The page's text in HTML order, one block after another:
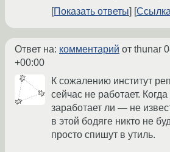
Показать ответы Ссылка
Ответ на: комментарий от thunar
+00:00
К сожалению институт
сейчас не работает.
заработает ли — не
в этой бодяге никто не
просто спишут в утиль.